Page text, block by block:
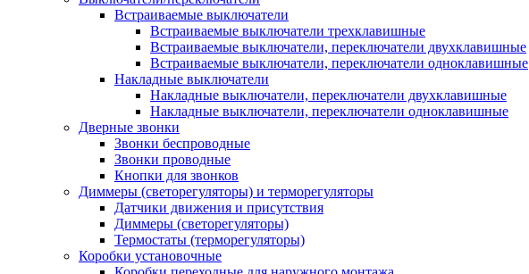
Встраиваемые выключатели
Встраиваемые выключатели трехклавишные
Встраиваемые выключатели, переключатели двухклавишные
Встраиваемые выключатели, переключатели одноклавишные
Накладные выключатели
Накладные выключатели, переключатели двухклавишные
Накладные выключатели, переключатели одноклавишные
Дверные звонки
Звонки беспроводные
Звонки проводные
Кнопки для звонков
Диммеры (светорегуляторы) и терморегуляторы
Датчики движения и присутствия
Диммеры (светорегуляторы)
Термостаты (терморегуляторы)
Коробки установочные